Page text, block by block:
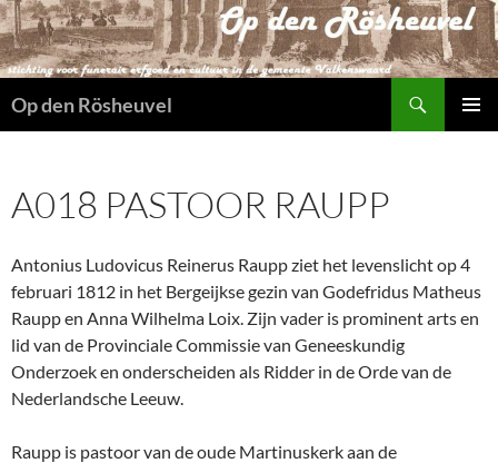
Ga
naar
de
Op den Rösheuvel
A018 PASTOOR RAUPP
Antonius Ludovicus Reinerus Raupp ziet het levenslicht op 4
februari 1812 in het Bergeijkse gezin van Godefridus Matheus
Raupp en Anna Wilhelma Loix. Zijn vader is prominent arts en
lid van de Provinciale Commissie van Geneeskundig
Onderzoek en onderscheiden als Ridder in de Orde van de
Nederlandsche Leeuw.
Raupp is pastoor van de oude Martinuskerk aan de